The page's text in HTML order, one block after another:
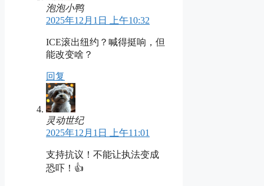
泡泡小鸭
2025年12月1日 上午10:32
ICE滚出纽约？喊得挺响，但
能改变啥？
回复
灵动世纪
2025年12月1日 上午11:01
支持抗议！不能让执法变成
恐吓！👍